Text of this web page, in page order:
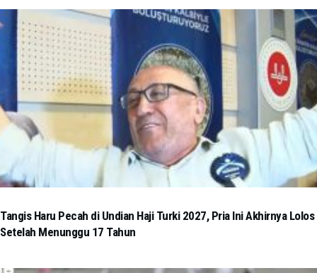
Tangis Haru Pecah di Undian Haji Turki 2027, Pria Ini Akhirnya Lolos
Setelah Menunggu 17 Tahun